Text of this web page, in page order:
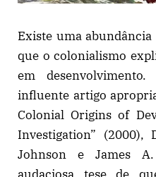
Existe uma
que o colonialismo
em
influente artigo
Colonial Origins of
Investigation” (2000),
Johnson e James